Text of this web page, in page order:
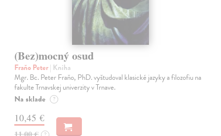
(Bez)mocný osud
Fraňo Peter| Kniha
Mgr. Bc. Peter Fraňo, PhD. vyštudoval klasické jazyky a filozofiu na
fakulte Trnavskej univerzity v Trnave.
Na sklade ?
10,45 €